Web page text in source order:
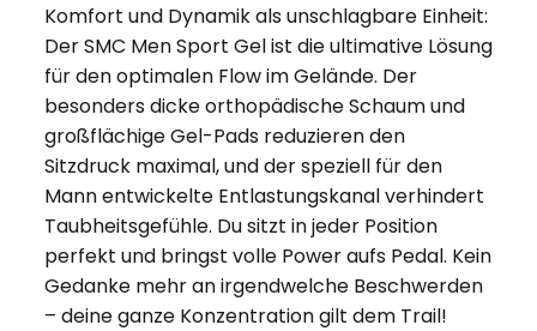
Komfort und Dynamik als unschlagbare Einheit:
Der SMC Men Sport Gel ist die ultimative Lösung
für den optimalen Flow im Gelände. Der
besonders dicke orthopädische Schaum und
großflächige Gel-Pads reduzieren den
Sitzdruck maximal, und der speziell für den
Mann entwickelte Entlastungskanal verhindert
Taubheitsgefühle. Du sitzt in jeder Position
perfekt und bringst volle Power aufs Pedal. Kein
Gedanke mehr an irgendwelche Beschwerden
– deine ganze Konzentration gilt dem Trail!